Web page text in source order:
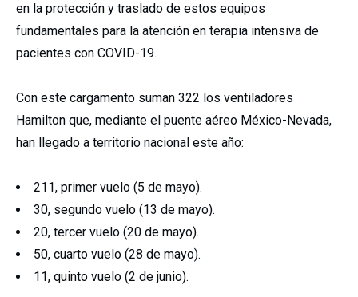
en la protección y traslado de estos equipos
fundamentales para la atención en terapia intensiva de
pacientes con COVID-19.
Con este cargamento suman 322 los ventiladores
Hamilton que, mediante el puente aéreo México-Nevada,
han llegado a territorio nacional este año:
211, primer vuelo (5 de mayo).
30, segundo vuelo (13 de mayo).
20, tercer vuelo (20 de mayo).
50, cuarto vuelo (28 de mayo).
11, quinto vuelo (2 de junio).